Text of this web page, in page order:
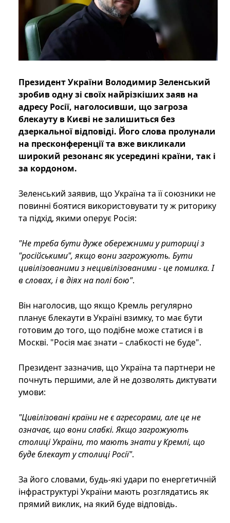
Президент України Володимир Зеленський
зробив одну зі своїх найрізкіших заяв на
адресу Росії, наголосивши, що загроза
блекауту в Києві не залишиться без
дзеркальної відповіді. Його слова пролунали
на пресконференції та вже викликали
широкий резонанс як усередині країни, так і
за кордоном.
Зеленський заявив, що Україна та її союзники не
повинні боятися використовувати ту ж риторику
та підхід, якими оперує Росія:
"Не треба бути дуже обережними у риториці з
"російськими", якщо вони загрожують. Бути
цивілізованими з нецивілізованими - це помилка. І
в словах, і в діях на полі бою".
Він наголосив, що якщо Кремль регулярно
планує блекаути в Україні взимку, то має бути
готовим до того, що подібне може статися і в
Москві. "Росія має знати – слабкості не буде".
Президент зазначив, що Україна та партнери не
почнуть першими, але й не дозволять диктувати
умови:
"Цивілізовані країни не є агресорами, але це не
означає, що вони слабкі. Якщо загрожують
столиці України, то мають знати у Кремлі, що
буде блекаут у столиці Росії".
За його словами, будь-які удари по енергетичній
інфраструктурі України мають розглядатись як
прямий виклик, на який буде відповідь.